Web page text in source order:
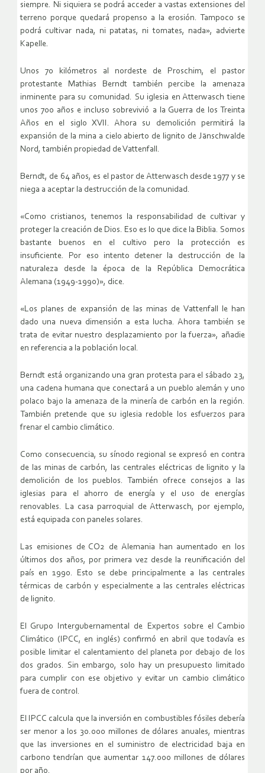
siempre. Ni siquiera se podrá acceder a vastas extensiones del
terreno porque quedará propenso a la erosión. Tampoco se
podrá cultivar nada, ni patatas, ni tomates, nada», advierte
Kapelle.
Unos 70 kilómetros al nordeste de Proschim, el pastor
protestante Mathias Berndt también percibe la amenaza
inminente para su comunidad. Su iglesia en Atterwasch tiene
unos 700 años e incluso sobrevivió a la Guerra de los Treinta
Años en el siglo XVII. Ahora su demolición permitirá la
expansión de la mina a cielo abierto de lignito de Jänschwalde
Nord, también propiedad de Vattenfall.
Berndt, de 64 años, es el pastor de Atterwasch desde 1977 y se
niega a aceptar la destrucción de la comunidad.
«Como cristianos, tenemos la responsabilidad de cultivar y
proteger la creación de Dios. Eso es lo que dice la Biblia. Somos
bastante buenos en el cultivo pero la protección es
insuficiente. Por eso intento detener la destrucción de la
naturaleza desde la época de la República Democrática
Alemana (1949-1990)», dice.
«Los planes de expansión de las minas de Vattenfall le han
dado una nueva dimensión a esta lucha. Ahora también se
trata de evitar nuestro desplazamiento por la fuerza», añadie
en referencia a la población local.
Berndt está organizando una gran protesta para el sábado 23,
una cadena humana que conectará a un pueblo alemán y uno
polaco bajo la amenaza de la minería de carbón en la región.
También pretende que su iglesia redoble los esfuerzos para
frenar el cambio climático.
Como consecuencia, su sínodo regional se expresó en contra
de las minas de carbón, las centrales eléctricas de lignito y la
demolición de los pueblos. También ofrece consejos a las
iglesias para el ahorro de energía y el uso de energías
renovables. La casa parroquial de Atterwasch, por ejemplo,
está equipada con paneles solares.
Las emisiones de CO2 de Alemania han aumentado en los
últimos dos años, por primera vez desde la reunificación del
país en 1990. Esto se debe principalmente a las centrales
térmicas de carbón y especialmente a las centrales eléctricas
de lignito.
El Grupo Intergubernamental de Expertos sobre el Cambio
Climático (IPCC, en inglés) confirmó en abril que todavía es
posible limitar el calentamiento del planeta por debajo de los
dos grados. Sin embargo, solo hay un presupuesto limitado
para cumplir con ese objetivo y evitar un cambio climático
fuera de control.
El IPCC calcula que la inversión en combustibles fósiles debería
ser menor a los 30.000 millones de dólares anuales, mientras
que las inversiones en el suministro de electricidad baja en
carbono tendrían que aumentar 147.000 millones de dólares
por año.